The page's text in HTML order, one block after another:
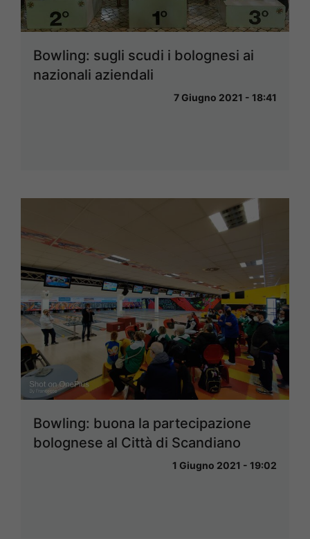
Bowling: sugli scudi i bolognesi ai
nazionali aziendali
7 Giugno 2021 - 18:41
Bowling: buona la partecipazione
bolognese al Città di Scandiano
1 Giugno 2021 - 19:02